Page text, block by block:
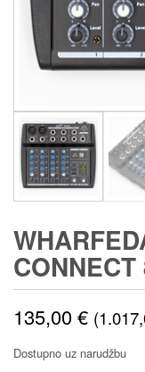
135,00€
Dostupno uz narudžbu